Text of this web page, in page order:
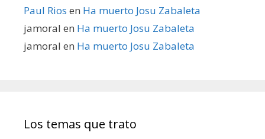
Paul Rios en Ha muerto Josu Zabaleta
jamoral en Ha muerto Josu Zabaleta
jamoral en Ha muerto Josu Zabaleta
Los temas que trato